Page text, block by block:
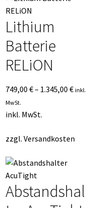
Lithium
Batterie
RELiON
749,00€– 1.345,00€ inkl.
MwSt.
inkl. MwSt.
zzgl.Versandkosten
Abstandshal